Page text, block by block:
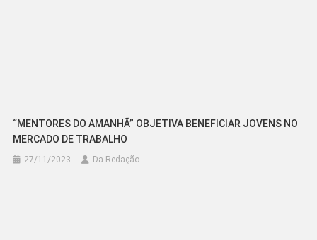
“MENTORES DO AMANHÃ” OBJETIVA BENEFICIAR JOVENS NO
MERCADO DE TRABALHO
27/11/2023 Da Redação